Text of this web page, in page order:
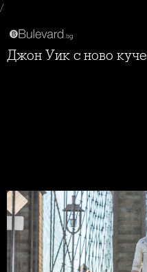
/
Джон Уик с ново куче